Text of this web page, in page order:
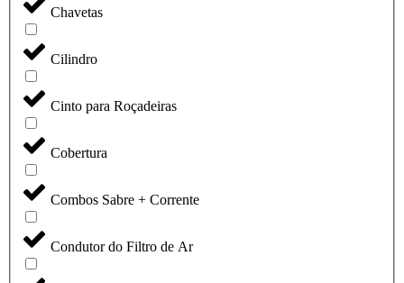
Chavetas
Cilindro
Cinto para Roçadeiras
Cobertura
Combos Sabre + Corrente
Condutor do Filtro de Ar